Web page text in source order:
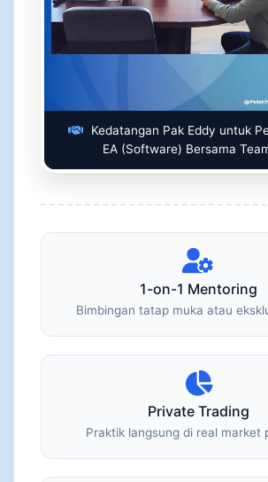
Kedatangan Pak Eddy untuk
EA (Software) Bersama
1-on-1 Mentoring
Bimbingan tatap muka atau
Private Trading
Praktik langsung di real market